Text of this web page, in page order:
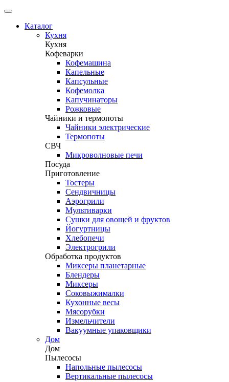
Каталог
Кухня
Кухня
Кофеварки
Кофемашина
Капельные
Капсульные
Кофемолка
Капучинаторы
Рожковые
Чайники и термопоты
Чайники электрические
Термопоты
СВЧ
Микроволновые печи
Посуда
Приготовление
Тостеры
Сендвичницы
Аэрогрили
Мультиварки
Сушки для овощей и фруктов
Йогуртницы
Хлебопечи
Электрогрили
Обработка продуктов
Миксеры планетарные
Блендеры
Миксеры
Соковыжималки
Кухонные весы
Мясорубки
Измельчители
Вакуумные упаковщики
Дом
Дом
Пылесосы
Напольные пылесосы
Вертикальные пылесосы